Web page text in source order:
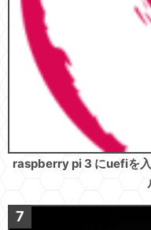
raspberry pi 3 にuefiを